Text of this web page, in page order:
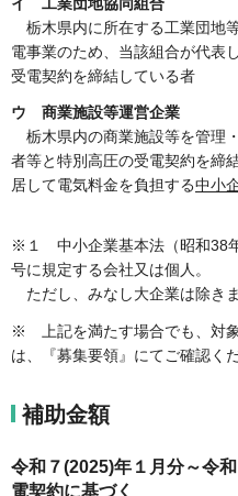
栃木県内に所在する工業団地
電事業のため、当該組合が代表
受電契約を締結している者
ウ 商業施設等運営企業
栃木県内の商業施設等を管理
者等と特別高圧の受電契約を締
居して電気料金を負担する中小
※１ 中小企業基本法（昭和38
号に規定する会社又は個人。
ただし、みなし大企業は除きま
※ 上記を満たす場合でも、対
は、『募集要領』にてご確認くだ
補助金額
令和７(2025)年１月分～令
電契約に基づく